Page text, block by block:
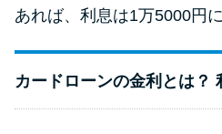
あれば、利息は1万5000円
カードローンの金利とは？